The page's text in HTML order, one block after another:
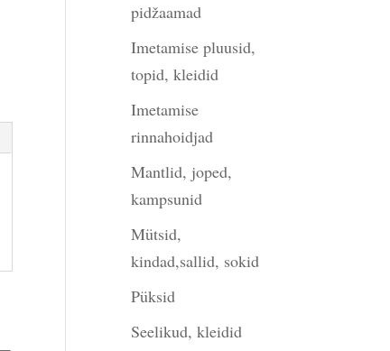
pidžaamad
Imetamise pluusid,
topid, kleidid
Imetamise
rinnahoidjad
Mantlid, joped,
kampsunid
Mütsid,
kindad,sallid, sokid
Püksid
Seelikud, kleidid